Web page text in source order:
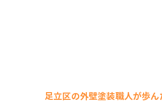
足立区の外壁塗装職人が歩